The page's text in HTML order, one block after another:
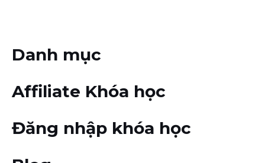
Danh mục
Affiliate Khóa học
Đăng nhập khóa học